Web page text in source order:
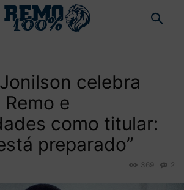
celebra
e
como titular:
preparado”
2
369